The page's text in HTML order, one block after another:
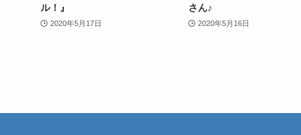
ル！』
2020年5月17日
さん♪
2020年5月16日